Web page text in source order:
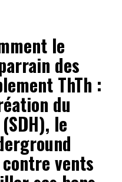
le
des
ThTh :
du
le
vents